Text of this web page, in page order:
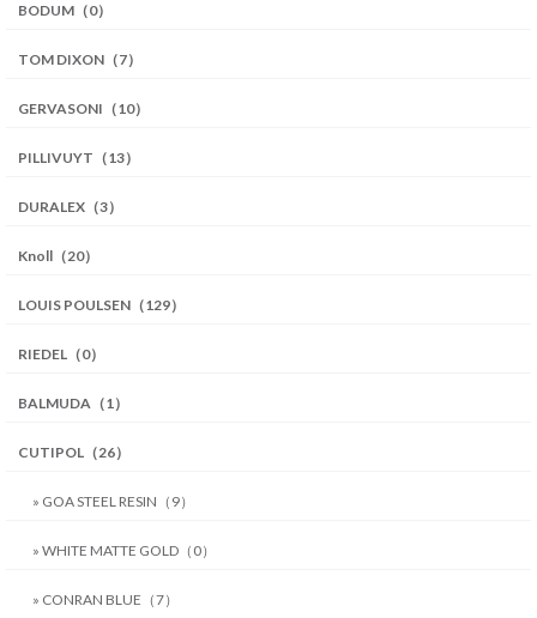
BODUM（0）
TOM DIXON（7）
GERVASONI（10）
PILLIVUYT（13）
DURALEX（3）
Knoll（20）
LOUIS POULSEN（129）
RIEDEL（0）
BALMUDA（1）
CUTIPOL（26）
» GOA STEEL RESIN（9）
» WHITE MATTE GOLD（0）
» CONRAN BLUE（7）